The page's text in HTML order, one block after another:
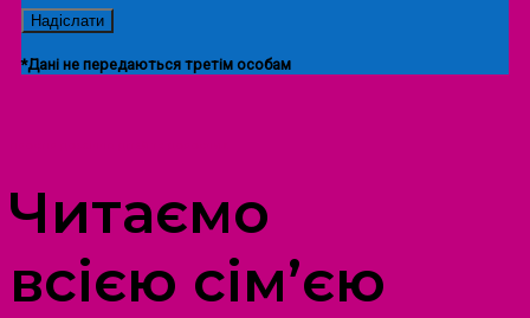
*Дані не передаються третім особам
Читаємо
всією сім’єю